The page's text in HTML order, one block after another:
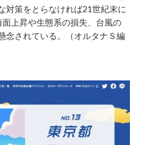
対策をとらなければ21世紀末に
上昇や生態系の損失、台風の
念されている。（オルタナＳ編